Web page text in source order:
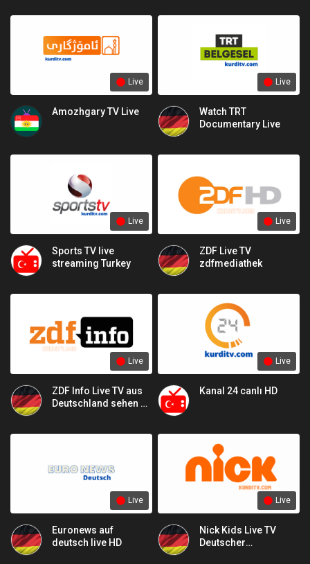
Live
Amozhgary TV Live
Live
Watch TRT
Documentary Live
Live
Sports TV live
streaming Turkey
Live
ZDF Live TV
zdfmediathek
Live
ZDF Info Live TV aus
Deutschland sehen –
Live
Kanal 24 canlı HD
Live
Euronews auf
deutsch live HD
Live
Nick Kids Live TV
Deutscher